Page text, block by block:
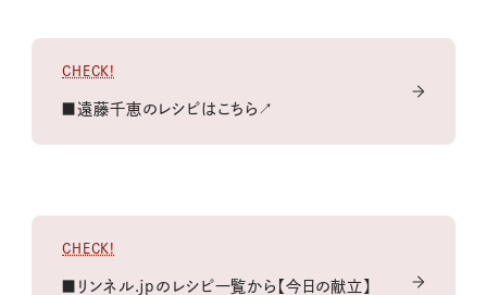
CHECK!
■遠藤千恵のレシピはこちら↗
CHECK!
■リンネル.jpのレシピ一覧から【今日の献立】